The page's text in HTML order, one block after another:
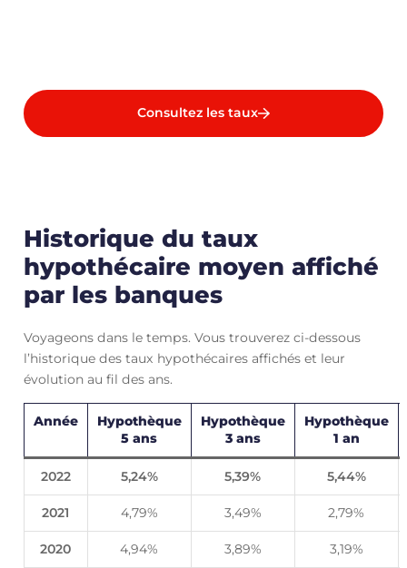
Consultez les taux
Historique du taux
hypothécaire moyen affiché
par les banques
Voyageons dans le temps. Vous trouverez ci-dessous
l’historique des taux hypothécaires affichés et leur
évolution au fil des ans.
Année
Hypothèque
5 ans
Hypothèque
3 ans
Hypothèque
1 an
2022 5,24% 5,39% 5,44%
2021 4,79% 3,49% 2,79%
2020 4,94% 3,89% 3,19%